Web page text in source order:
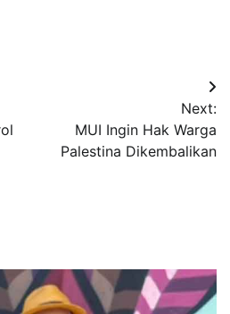
Next:
MUI Ingin Hak Warga
Palestina Dikembalikan